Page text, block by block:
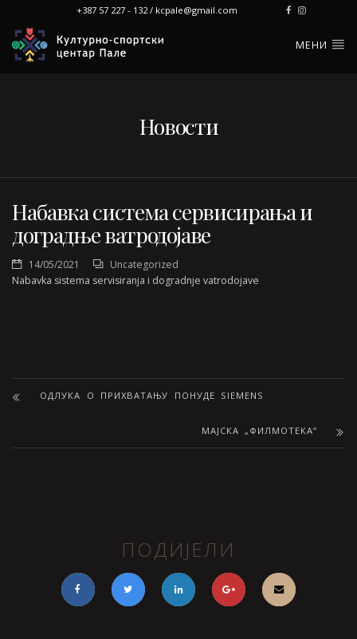
+387 57 227 - 132 / kcpale@gmail.com
МЕНИ
Новости
Набавка система сервисирања и
доградње ватродојаве
14/05/2021
Uncategorized
Nabavka sistema servisiranja i dogradnje vatrodojave
ОДЛУКА О ПРИХВАТАЊУ ПОНУДЕ SIEMENS
МАЈСКА „ФИЛМОТЕКА“
ПОДИЈЕЛИ